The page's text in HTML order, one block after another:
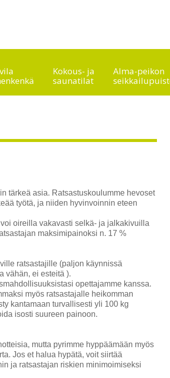
Kokous- ja
saunatilat
Alma-peikon
tärkeä asia. Ratsastuskoulumme hevoset
työtä, ja niiden hyvinvoinnin eteen
oireilla vakavasti selkä- ja jalkakivuilla
maksimipainoksi n. 17 %
ratsastajille (paljon käynnissä
vähän, ei esteitä ).
opettajamme kanssa.
myös ratsastajalle heikomman
kantamaan turvallisesti yli 100 kg
isosti suureen painoon.
mutta pyrimme hyppäämään myös
Jos et halua hypätä, voit siirtää
ja ratsastajan riskien minimoimiseksi